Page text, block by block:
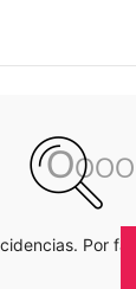
Por